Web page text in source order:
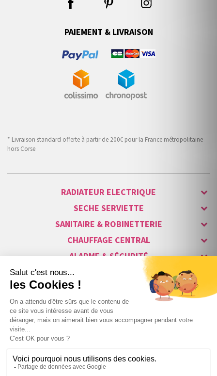
PAIEMENT & LIVRAISON
* Livraison standard offerte à partir de 200€ pour la France métropolitaine
hors Corse
RADIATEUR ELECTRIQUE
SECHE SERVIETTE
SANITAIRE & ROBINETTERIE
CHAUFFAGE CENTRAL
ALARME & SÉCURITÉ
MAISON CONNECTÉE
VISIOPHONE & INTERPHONE
LUMINAIRES & ECLAIRAGE
NOS GAMMES STARS
Copyright © 2007-2026 Vita habitat - Tous droits réservés.